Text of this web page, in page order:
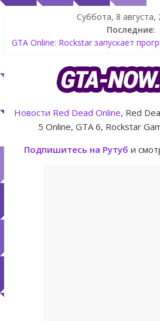
Суббота, 8 августа,
Последние:
GTA Online: Rockstar запускает
Летнее обновление для GTA 5
Как создать аккаунт Rockstar
Shitzu Keitora машина из Японии для
The Kortz Center Heist — новое
GTA Online уже 14 июля
Новости Red Dead Online, Red
5 Online, GTA 6, Rockstar
Подпишитесь на Рутуб и